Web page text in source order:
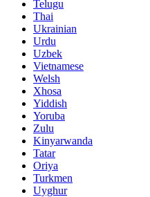
Telugu
Thai
Ukrainian
Urdu
Uzbek
Vietnamese
Welsh
Xhosa
Yiddish
Yoruba
Zulu
Kinyarwanda
Tatar
Oriya
Turkmen
Uyghur